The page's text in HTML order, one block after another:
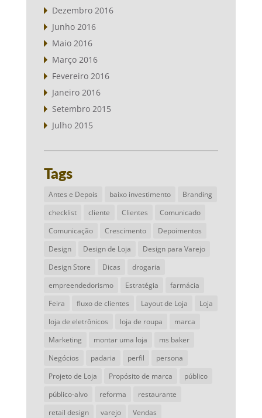
Dezembro 2016
Junho 2016
Maio 2016
Março 2016
Fevereiro 2016
Janeiro 2016
Setembro 2015
Julho 2015
Tags
Antes e Depois baixo investimento
Branding
checklist
cliente Clientes
Comunicado
Comunicação
Crescimento
Depoimentos
Design
Design de Loja
Design para Varejo
Design Store
Dicas
drogaria
empreendedorismo
Estratégia
farmácia
Feira
fluxo de clientes Layout de Loja
Loja
loja de eletrônicos
loja de roupa
marca
Marketing
montar uma loja
ms baker
Negócios
padaria perfil
persona
Projeto de Loja
Propósito de marca
público
público-alvo
reforma
restaurante
retail design
varejo
Vendas